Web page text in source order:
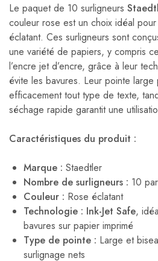
Le paquet de 10 surligneurs
couleur rose est un choix idéal
éclatant. Ces surligneurs sont
une variété de papiers, y compris
l’encre jet d’encre, grâce à leur
évite les bavures. Leur pointe
efficacement tout type de texte,
séchage rapide garantit une
Caractéristiques du produit :
Marque : Staedtler
Nombre de surligneurs : 10
Couleur : Rose éclatant
Technologie : Ink-Jet Safe,
bavures sur papier imprimé
Type de pointe : Large et
surlignage nets